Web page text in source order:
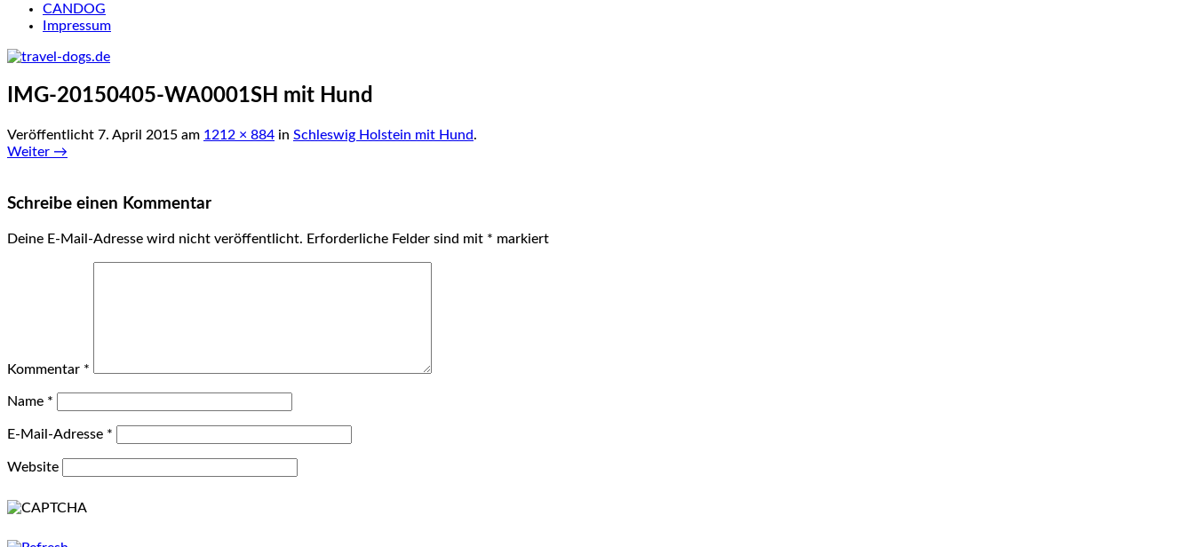
CANDOG
Impressum
IMG-20150405-WA0001SH mit Hund
Veröffentlicht 7. April 2015 am 1212 × 884 in Schleswig Holstein mit Hund.
Weiter →
Schreibe einen Kommentar
Deine E-Mail-Adresse wird nicht veröffentlicht. Erforderliche Felder sind mit * markiert
Kommentar *
Name *
E-Mail-Adresse *
Website